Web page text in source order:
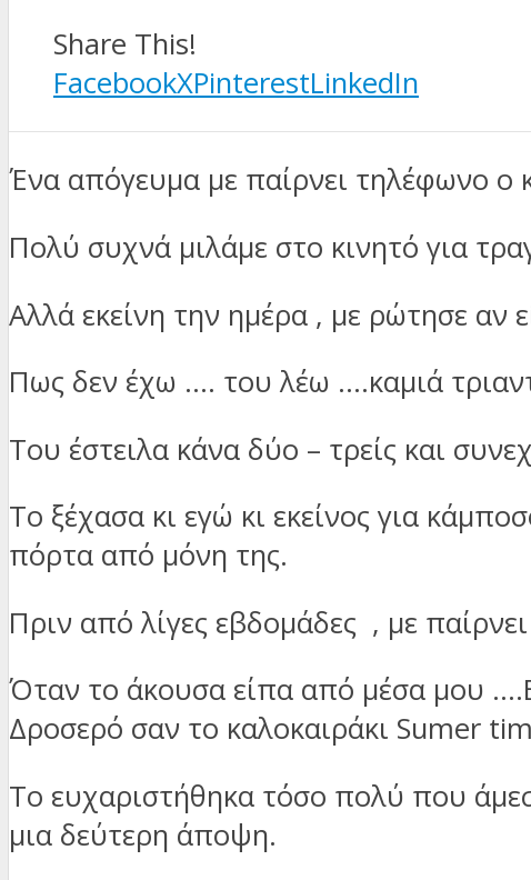
Share This!
FacebookXPinterestLinkedIn
Ένα απόγευμα με παίρνει τηλέφωνο ο
Πολύ συχνά μιλάμε στο κινητό για
Αλλά εκείνη την ημέρα , με ρώτησε αν
Πως δεν έχω …. του λέω ….καμιά
Του έστειλα κάνα δύο – τρείς και
Το ξέχασα κι εγώ κι εκείνος για
πόρτα από μόνη της.
Πριν από λίγες εβδομάδες , με
Όταν το άκουσα είπα από μέσα μου
Δροσερό σαν το καλοκαιράκι Sumer
Το ευχαριστήθηκα τόσο πολύ που
μια δεύτερη άποψη.